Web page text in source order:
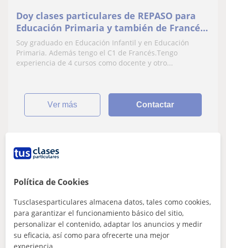
Doy clases particulares de REPASO para
Educación Primaria y también de Francés
para Primaria y ESO
Soy graduado en Educación Infantil y en Educación
Primaria. Además tengo el C1 de Francés.Tengo
experiencia de 4 cursos como docente y otro...
ver más Contactar
20
Zaragoza
Francés
Política de Cookies
Tusclasesparticulares almacena datos, tales como cookies,
para garantizar el funcionamiento básico del sitio,
personalizar el contenido, adaptar los anuncios y medir
su eficacia, así como para ofrecerte una mejor
experiencia.